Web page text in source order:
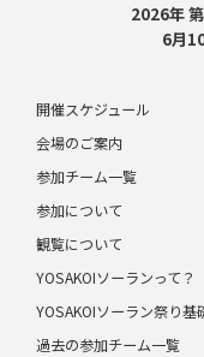
2026年
6月
開催スケジュール
会場のご案内
参加チーム一覧
参加について
観覧について
YOSAKOIソーランって？
YOSAKOIソーラン祭り基
過去の参加チーム一覧